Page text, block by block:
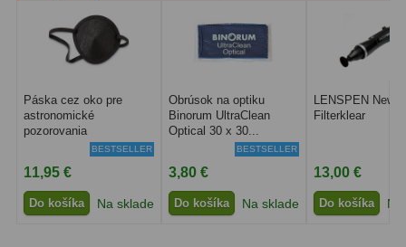
Kalibrace8
ADC, Tilting 14
Komponenty
Helical výťahy
Okulárové výtahy44
Páska cez oko pre
astronomické
pozorovania
BESTSELLER
11,95 €
Do košíka Na sklade
Obrúsok na optiku
Binorum UltraClean
Optical 30 x 30...
BESTSELLER
3,80 €
Do košíka Na sklade
LENSPEN New
Filterklear
13,00 €
Do košíka